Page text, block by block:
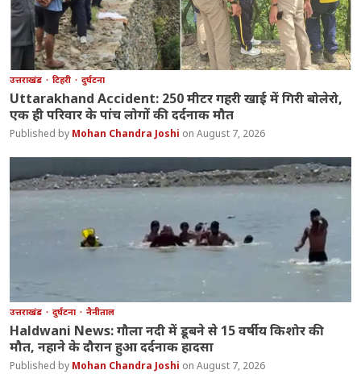
उत्तराखंड टिहरी दुर्घटना
Uttarakhand Accident: 250 मीटर गहरी खाई में गिरी बोलेरो,
एक ही परिवार के पांच लोगों की दर्दनाक मौत
Mohan Chandra Joshi August 7, 2026
उत्तराखंड दुर्घटना नैनीताल
Haldwani News: गौला नदी में डूबने से 15 वर्षीय किशोर की
मौत, नहाने के दौरान हुआ दर्दनाक हादसा
Mohan Chandra Joshi August 7, 2026